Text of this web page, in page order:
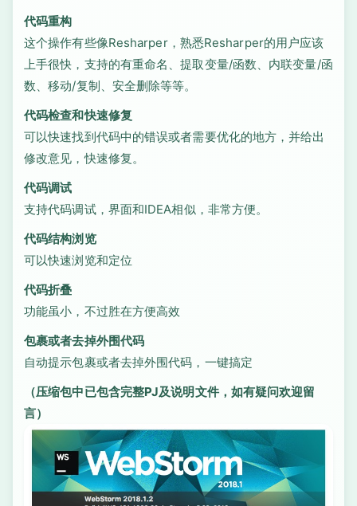
代码重构
这个操作有些像Resharper，熟悉Resharper的用户应该
上手很快，支持的有重命名、提取变量/函数、内联变量/函
数、移动/复制、安全删除等等。
代码检查和快速修复
可以快速找到代码中的错误或者需要优化的地方，并给出
修改意见，快速修复。
代码调试
支持代码调试，界面和IDEA相似，非常方便。
代码结构浏览
可以快速浏览和定位
代码折叠
功能虽小，不过胜在方便高效
包裹或者去掉外围代码
自动提示包裹或者去掉外围代码，一键搞定
（压缩包中已包含完整PJ及说明文件，如有疑问欢迎留
言）